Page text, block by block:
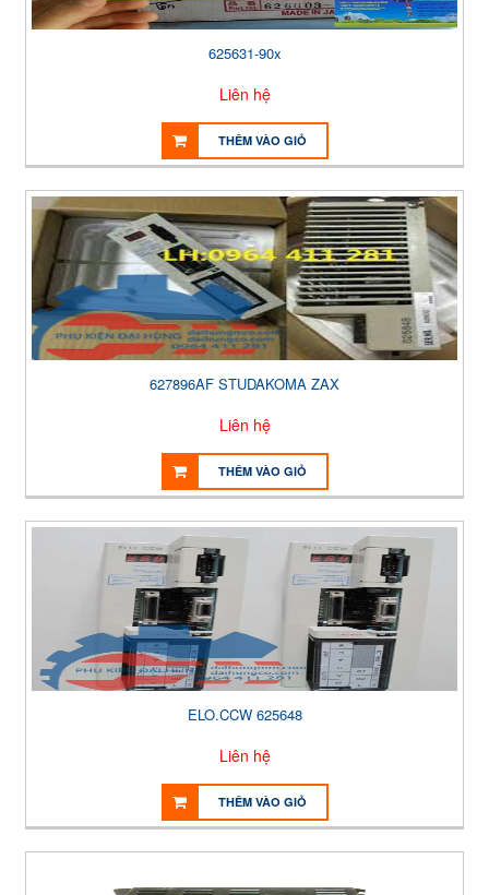
625631-90x
Liên hệ
THÊM VÀO GIỎ
627896AF STUDAKOMA ZAX
Liên hệ
THÊM VÀO GIỎ
ELO.CCW 625648
Liên hệ
THÊM VÀO GIỎ